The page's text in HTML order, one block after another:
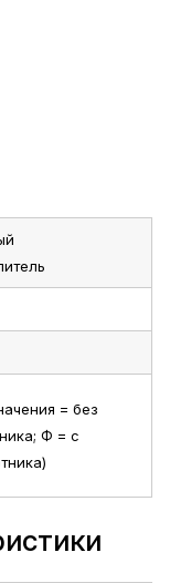
= без
Ф = с